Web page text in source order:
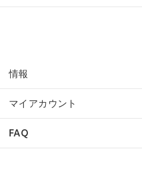
情報
マイアカウント
FAQ